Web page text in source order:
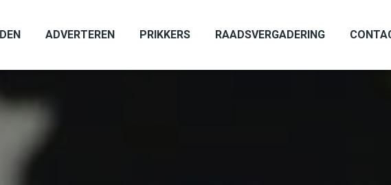
ADVERTEREN PRIKKERS RAADSVERGADERING